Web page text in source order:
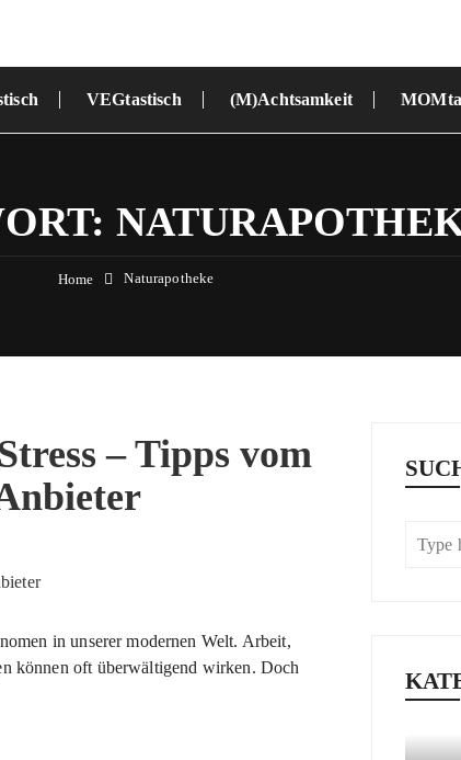
VEGtastisch (M)Achtsamkeit
Home Naturapotheke
– Tipps vom
in unserer modernen Welt. Arbeit,
können oft überwältigend wirken. Doch